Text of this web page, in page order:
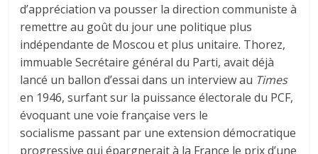
d’appréciation va pousser la direction communiste à
remettre au goût du jour une politique plus
indépendante de Moscou et plus unitaire. Thorez,
immuable Secrétaire général du Parti, avait déjà
lancé un ballon d’essai dans un interview au Times
en 1946, surfant sur la puissance électorale du PCF,
évoquant une voie française vers le
socialisme passant par une extension démocratique
progressive qui épargnerait à la France le prix d’une